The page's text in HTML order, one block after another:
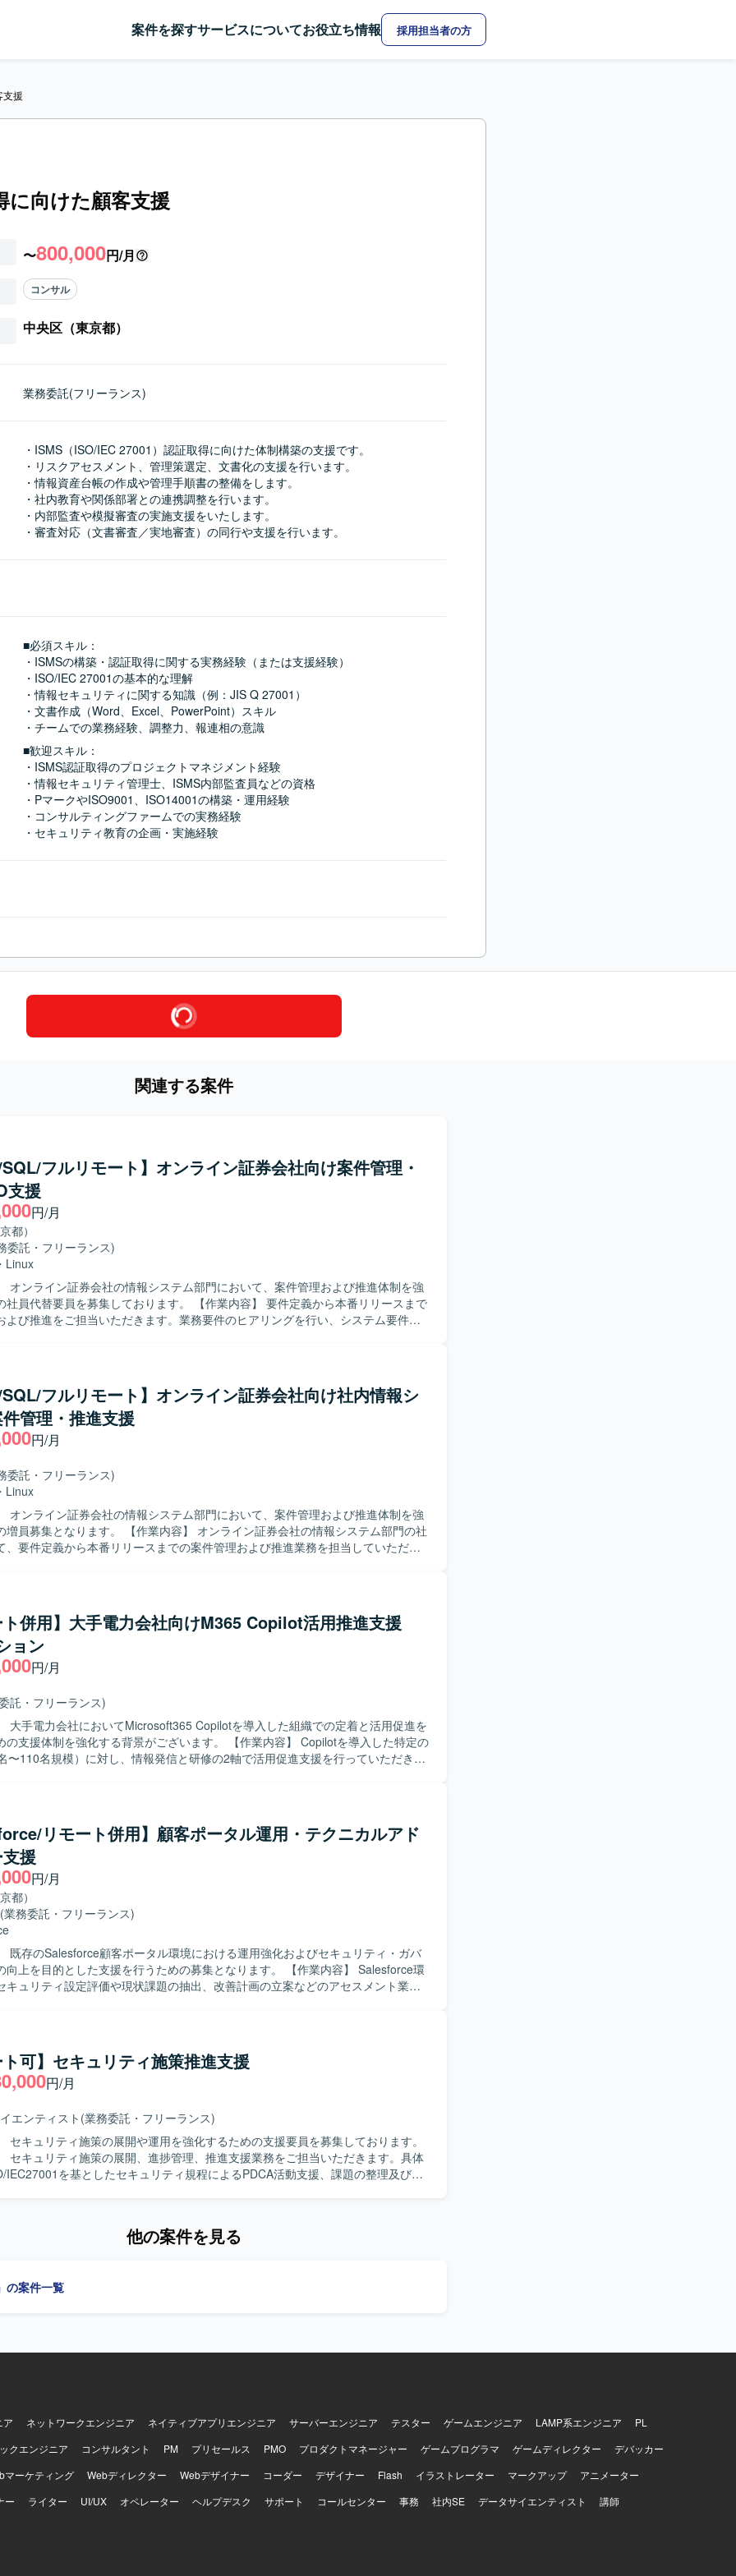
案件を探すサービスについてお役立ち情報 採用担当者の方
支援
に向けた顧客支援
〜800,000円/月
コンサル
中央区（東京都）
業務委託(フリーランス)
・ISMS（ISO/IEC 27001）認証取得に向けた体制構築の支援です。
・リスクアセスメント、管理策選定、文書化の支援を行います。
・情報資産台帳の作成や管理手順書の整備をします。
・社内教育や関係部署との連携調整を行います。
・内部監査や模擬審査の実施支援をいたします。
・審査対応（文書審査／実地審査）の同行や支援を行います。
■必須スキル：
・ISMSの構築・認証取得に関する実務経験（または支援経験）
・ISO/IEC 27001の基本的な理解
・情報セキュリティに関する知識（例：JIS Q 27001）
・文書作成（Word、Excel、PowerPoint）スキル
・チームでの業務経験、調整力、報連相の意識
■歓迎スキル：
・ISMS認証取得のプロジェクトマネジメント経験
・情報セキュリティ管理士、ISMS内部監査員などの資格
・PマークやISO9001、ISO14001の構築・運用経験
・コンサルティングファームでの実務経験
・セキュリティ教育の企画・実施経験
関連する案件
フルリモート】オンライン証券会社向け案件管理・
支援
円/月
都）
委託・フリーランス)
Linux
オンライン証券会社の情報システム部門において、案件管理および推進体制を強
を募集しております。 【作業内容】 要件定義から本番リリースまで
よび推進をご担当いただきます。業務要件のヒアリングを行い、システム要件定
関係者と円滑にコミュニケーションを取りながら、主体的に案件を推進できる方
ます。状況変化に柔軟に対応しつつ、ドキュメントを用いた分かりやすい説明や
ポジションの魅力】 オンライン証券ビジネスにおけるシス
流工程から一貫して担当することで、業務知識とシステム知識の双方を高いレベ
ることができます。ベンダーコントロールや品質報告など、プロジェクト推進の
できます。 【開発環境】 Web系システムを対象とした環境にお
よびSQLを活用したシステムの要件定義および設計・開発経験を生かしてご対応
。
フルリモート】オンライン証券会社向け社内情報シ
管理・推進支援
円/月
委託・フリーランス)
Linux
オンライン証券会社の情報システム部門において、案件管理および推進体制を強
【作業内容】 オンライン証券会社の情報システム部門の社
、要件定義から本番リリースまでの案件管理および推進業務を担当していただき
っていただきます。 【求める人物像】 関係者との円滑なコミュニケ
りながら、主体的に案件を推進していただける方を求めております。 ドキュメン
務に丁寧かつ責任感を持って取り組める方にマッチするポジションです。 【ポ
力】 オンライン証券ビジネスにおけるシステム開発案件に上流工程から関与で
からリリースまで一連のプロジェクトマネジメントに携わることができます。 複
ホルダーと連携しながら、ベンダーコントロールや品質管理の実務経験を積むこ
を利用したシステム開発プロジェク
いただきます。
併用】大手電力会社向けM365 Copilot活用推進支援
ョン
円/月
託・フリーランス)
大手電力会社においてMicrosoft365 Copilotを導入した組織での定着と活用促進を
を強化する背景がございます。 【作業内容】 Copilotを導入した特定の
〜110名規模）に対し、情報発信と研修の2軸で活用促進支援を行っていただきま
えたハンズオン研修の企画、研修内容のすり合わせと構成案の作成、オンライン
講師・サポート対応も担当していただきます。元請け正社員とペアを組み、組織
いただきます。 【求める人物像】 Microsoft365 CopilotやM365製
を持ち、最新情報のキャッチアップや検証に前向きに取り組める方を求めており
な内容を分かりやすく整理し、ユーザー目線で情報発信や研修コンテンツを作成
ミュニケーションを通じて組織の活性化をリードできる方が望ましいです。ま
主体的に計画を立て、関係者と連携しながらタスクをやり切る自走力のある方を
い立場でリードでき、
Copilotの活用事例やナレッジを蓄積しながら、情報発信や研修企画のスキルを高
ます。ユーザーとの距離が近く、利用状況の変化やフィードバックをダイレクト
施策を改善できるため、成果や貢献度を実感しやすい環境です。今後拡大が見込
リモート併用】顧客ポータル運用・テクニカルアド
援
円/月
都）
(業務委託・フリーランス)
既存のSalesforce顧客ポータル環境における運用強化およびセキュリティ・ガバ
目的とした支援を行うための募集となります。 【作業内容】 Salesforce環
キュリティ設定評価や現状課題の抽出、改善計画の立案などのアセスメント業務
イスなどのガバナンス支援にも携わっていただきます。 【求める人物像】
する豊富な知見をもち、自ら課題を抽出し改善提案まで推進いただける方を求め
用チームや関係者と円滑にコミュニケーションを取りながら、技術面とマネジメ
Cloudを中心とした大規模環境において、セキュリティやガバナンスを
から運用支援まで一貫して関わることができます。技術支援だけでなくメンバー
トランスファーを通じて組織全体のレベルアップに貢献できる点も魅力です。
Service CloudおよびExperience Cloudを中心としたSalesforce環境において、権
ュリティ設計などの運用・改善業務を行います。
可】セキュリティ施策推進支援
円/月
エンティスト (業務委託・フリーランス)
セキュリティ施策の展開や運用を強化するための支援要員を募集しております。
セキュリティ施策の展開、進捗管理、推進支援業務をご担当いただきます。具体
IEC27001を基としたセキュリティ規程によるPDCA活動支援、課題の整理及び優
す。さらに、セキュリティに関するアセスメント、運用、アドバイザリや、シス
の魅力】 ISO/IEC27001に基づくセキュリティマネジメントのPDCA活動や、セキ
を活用しながら、セキュリティ規程に基づくPDCA活動を行う環境です。
他の案件を見る
の案件一覧
ア ネットワークエンジニア ネイティブアプリエンジニア サーバーエンジニア テスター ゲームエンジニア LAMP系エンジニア
PL
クエンジニア
コンサルタント PM プリセールス PMO プロダクトマネージャー ゲームプログラマ ゲームディレクター
デバッカー
マーケティング
Webディレクター Webデザイナー コーダー デザイナー Flash イラストレーター マークアップ
アニメーター
ー
ライター UI/UX オペレーター ヘルプデスク サポート コールセンター 事務 社内SE データサイエンティスト 講師